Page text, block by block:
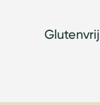
Glutenvrij